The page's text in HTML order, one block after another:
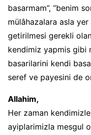
basarmam”, “benim
mülâhazalara asla
getirilmesi gerekli
kendimiz yapmis gibi
basarilarini kendi
seref ve payesini de
Allahim,
Her zaman
ayiplarimizla mesgul